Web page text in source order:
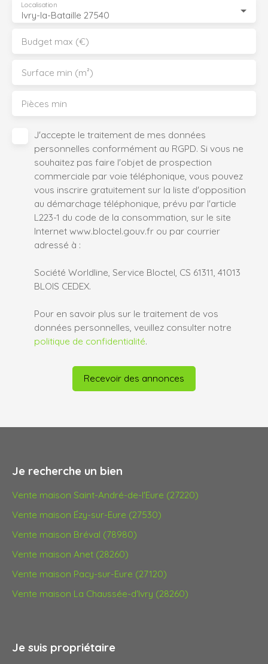
Ivry-la-Bataille 27540
Localisation
Budget max (€)
Surface min (m²)
Pièces min
J'accepte le traitement de mes données
personnelles conformément au RGPD. Si vous ne
souhaitez pas faire l'objet de prospection
commerciale par voie téléphonique, vous pouvez
vous inscrire gratuitement sur la liste d'opposition
au démarchage téléphonique, prévu par l'article
L223-1 du code de la consommation, sur le site
Internet www.bloctel.gouv.fr ou par courrier
adressé à :
Société Worldline, Service Bloctel, CS 61311, 41013
BLOIS CEDEX.
Pour en savoir plus sur le traitement de vos
données personnelles, veuillez consulter notre
politique de confidentialité.
Recevoir des annonces
Je recherche un bien
Vente maison Saint-André-de-l'Eure (27220)
Vente maison Ézy-sur-Eure (27530)
Vente maison Bréval (78980)
Vente maison Anet (28260)
Vente maison Pacy-sur-Eure (27120)
Vente maison La Chaussée-d'Ivry (28260)
Je suis propriétaire